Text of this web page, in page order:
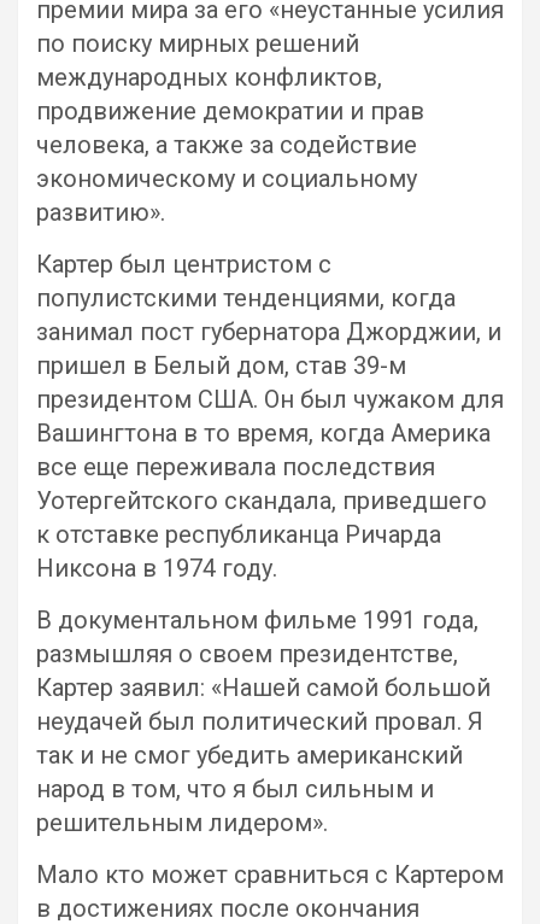
премии мира за его «неустанные усилия
по поиску мирных решений
международных конфликтов,
продвижение демократии и прав
человека, а также за содействие
экономическому и социальному
развитию».
Картер был центристом с
популистскими тенденциями, когда
занимал пост губернатора Джорджии, и
пришел в Белый дом, став 39-м
президентом США. Он был чужаком для
Вашингтона в то время, когда Америка
все еще переживала последствия
Уотергейтского скандала, приведшего
к отставке республиканца Ричарда
Никсона в 1974 году.
В документальном фильме 1991 года,
размышляя о своем президентстве,
Картер заявил: «Нашей самой большой
неудачей был политический провал. Я
так и не смог убедить американский
народ в том, что я был сильным и
решительным лидером».
Мало кто может сравниться с Картером
в достижениях после окончания